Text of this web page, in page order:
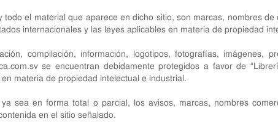
todo el material que aparece en dicho sitio, son marcas, nombres
internacionales y las leyes aplicables en materia de propiedad
compilación, información, logotipos, fotografías, imágenes,
se encuentran debidamente protegidos a favor de
materia de propiedad intelectual e industrial.
sea en forma total o parcial, los avisos, marcas, nombres
en el sitio señalado.